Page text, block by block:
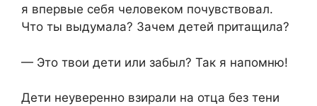
я впервые себя человеком почувствовал.
Что ты выдумала? Зачем детей притащила?
— Это твои дети или забыл? Так я напомню!
Дети неуверенно взирали на отца без тени